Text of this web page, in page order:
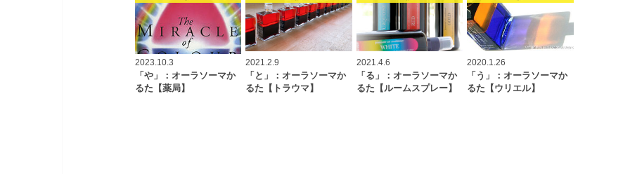
2023.10.3
「や」：オーラソーマか
るた【薬局】
2021.2.9
「と」：オーラソーマか
るた【トラウマ】
2021.4.6
「る」：オーラソーマか
るた【ルームスプレー】
2020.1.26
「う」：オーラソーマか
るた【ウリエル】